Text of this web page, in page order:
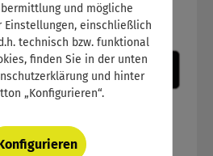
App
überall aus Berichte
und mögliche
Einstellungen, einschließlich
technisch bzw. funktional
finden Sie in der unten
und hinter
„Konfigurieren“.